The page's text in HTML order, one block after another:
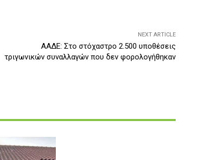
NEXT ARTICLE
ΑΑΔΕ: Στο στόχαστρο 2.500 υποθέσεις
τριγωνικών συναλλαγών που δεν φορολογήθηκαν